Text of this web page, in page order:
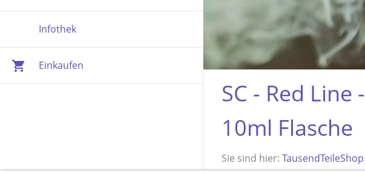
Infothek
Einkaufen
SC - Red
10ml Flasche
Sie sind hier: